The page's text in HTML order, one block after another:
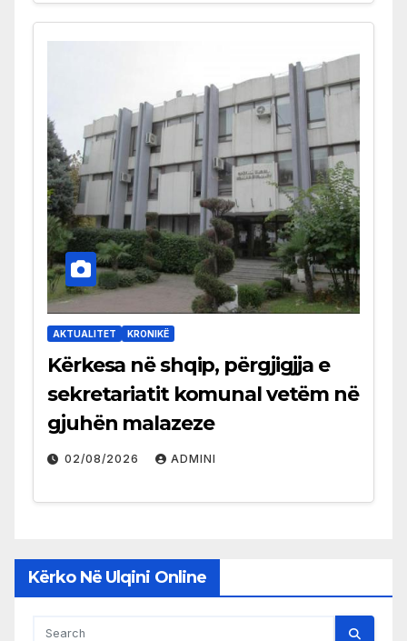
AKTUALITET KRONIKË
Kërkesa në shqip, përgjigjja e
sekretariatit komunal vetëm në
gjuhën malazeze
02/08/2026 ADMINI
Kërko Në Ulqini Online